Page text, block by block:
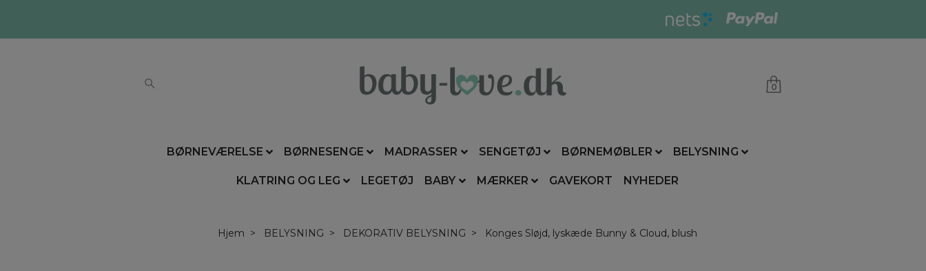
0
BØRNEVÆRELSE BØRNESENGE MADRASSER SENGETØJ BØRNEMØBLER BELYSNING
KLATRING OG LEG LEGETØJ BABY MÆRKER GAVEKORT NYHEDER
Hjem BELYSNING DEKORATIV BELYSNING Konges Sløjd, lyskæde Bunny & Cloud, blush